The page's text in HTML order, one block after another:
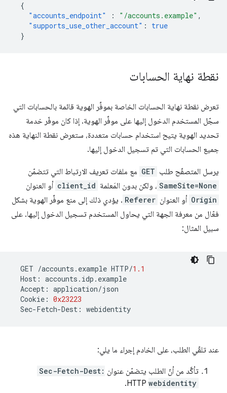
{
"accounts_endpoint"
: "/accounts.example" ,
"supports_use_other_account" :
true
}
نقطة نهاية الحسابات
تعرض نقطة نهاية الحسابات الخاصة بموفِّر الهوية قائمة بالحسابات التي
سجّل المستخدم الدخول إليها على موفِّر الهوية. إذا كان موفّر خدمة
تحديد الهوية يتيح استخدام حسابات متعددة، ستعرض نقطة النهاية هذه
جميع الحسابات التي تم تسجيل الدخول إليها.
يرسل المتصفّح طلب GET مع ملفات تعريف الارتباط التي تتضمّن
SameSite=None ، ولكن بدون المَعلمة client_id أو العنوان
Origin أو العنوان Referer . يؤدي ذلك إلى منع موفِّر الهوية بشكل
فعّال من معرفة الجهة التي يحاول المستخدم تسجيل الدخول إليها. على
سبيل المثال:
GET /accounts . example HTTP/1.1
Host : accounts . idp . example
Accept : application/json
Cookie : 0x23223
Sec-Fetch-Dest : webidentity
عند تلقّي الطلب، على الخادم إجراء ما يلي:
تأكَّد من أنّ الطلب يتضمّن عنوان Sec-Fetch-Dest:
webidentity